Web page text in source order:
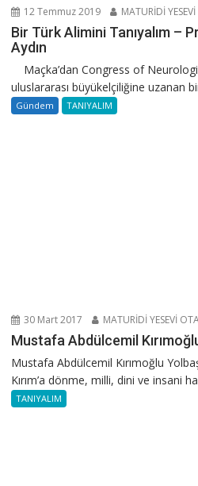
12 Temmuz 2019 MATURİDİ
Bir Türk Alimini Tanıyalım –
Aydın
Maçka’dan Congress of
uluslararası büyükelçiliğine uzanan
Gündem TANIYALIM
30 Mart 2017 MATURİDİ YESEVİ
Mustafa Abdülcemil
Mustafa Abdülcemil Kırımoğlu
Kırım’a dönme, milli, dini ve insani
TANIYALIM